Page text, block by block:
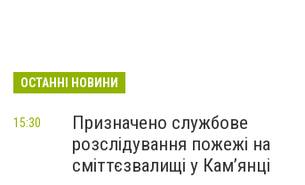
ОСТАННІ НОВИНИ
Призначено службове
розслідування пожежі на
сміттєзвалищі у Кам’янці
15:30